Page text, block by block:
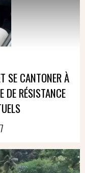
SE CANTONER À
DE RÉSISTANCE